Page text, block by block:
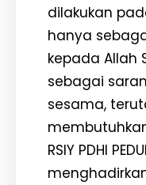
dilakukan
hanya
kepada Allah
sebagai
sesama,
RSIY PDHI